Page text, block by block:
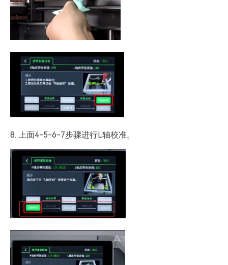
8. 上面4-5-6-7步骤进行L轴校准。